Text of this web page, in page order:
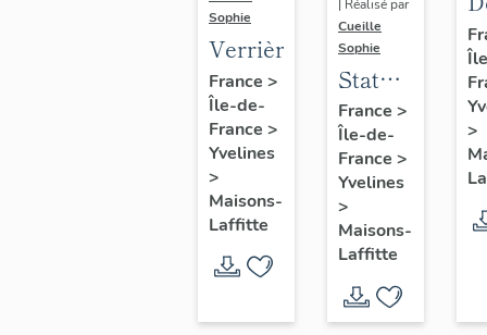
Sophie
Verrière
France >
Île-de-
France >
Yvelines
>
Maisons-
Laffitte
| Réalisé par
Cueille
Sophie
Statue
:
Renaud
France >
Île-de-
France >
Yvelines
>
Maisons-
Laffitte
>